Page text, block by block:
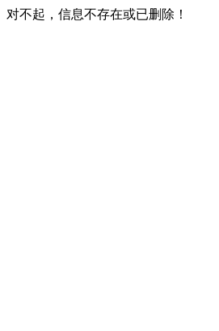
对不起，信息不存在或已删除！